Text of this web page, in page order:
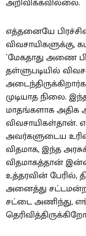
அறிவிக்கவில்லை.
எத்தனையே
விவசாயிகளுக்கு,
`மேகதாது அணை
தள்ளுபடியில்
முடியாத நிலை.
மாதங்களாக அதிக
விவசாயிகள்தான்.
அவர்களுடைய
விதமாக, இந்த
விதமாகத்தான்
உத்தரவின் பேரில்,
அனைத்து சட்டமன்ற
சட்டை அணிந்து,